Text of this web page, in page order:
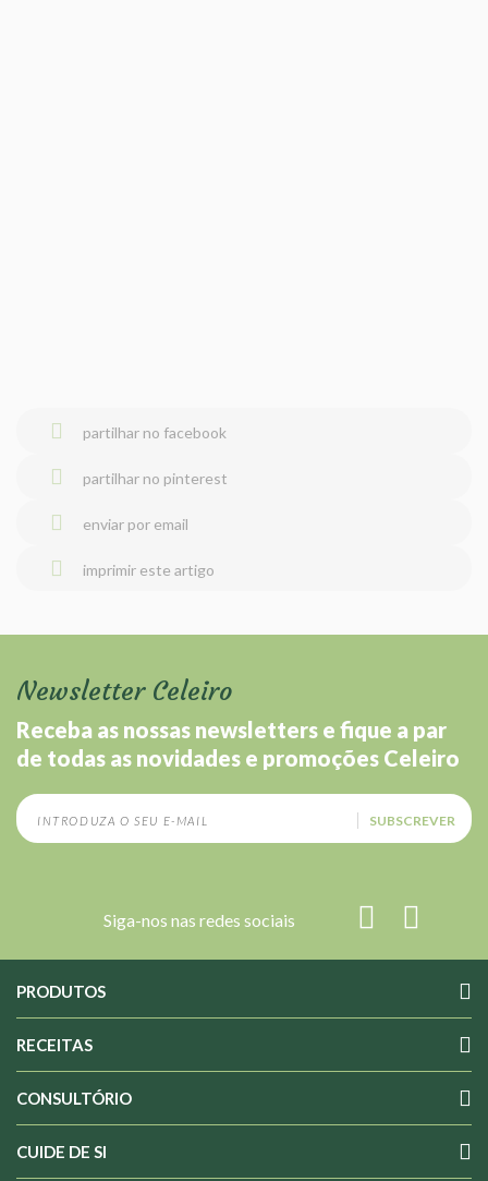
partilhar no facebook
partilhar no pinterest
enviar por email
imprimir este artigo
Newsletter Celeiro
Receba as nossas newsletters e fique a par
de todas as novidades e promoções Celeiro
SUBSCREVER
Siga-nos nas redes sociais
PRODUTOS
RECEITAS
CONSULTÓRIO
CUIDE DE SI